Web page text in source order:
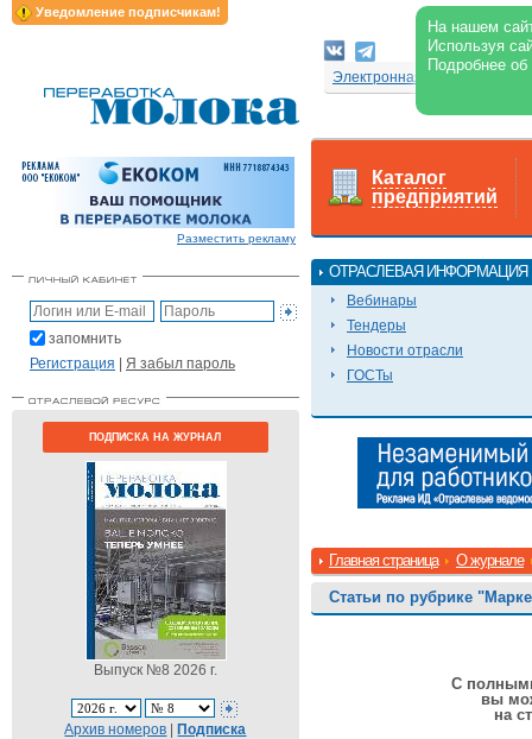
Уведомление подписчикам!
На нашем
Используя
Подробнее
Электронная версия
Разместить рекламу
запомнить
Регистрация | Я забыл пароль
ПОДПИСКА НА ЖУРНАЛ
Выпуск №8 2026 г.
Архив номеров |Подписка
Каталог
предприятий
ОТРАСЛЕВАЯ ИНФОРМАЦИЯ
Вебинары
Тендеры
Новости отрасли
ГОСТы
Главная страница О журнале
Статьи по рубрике
С
вы
на